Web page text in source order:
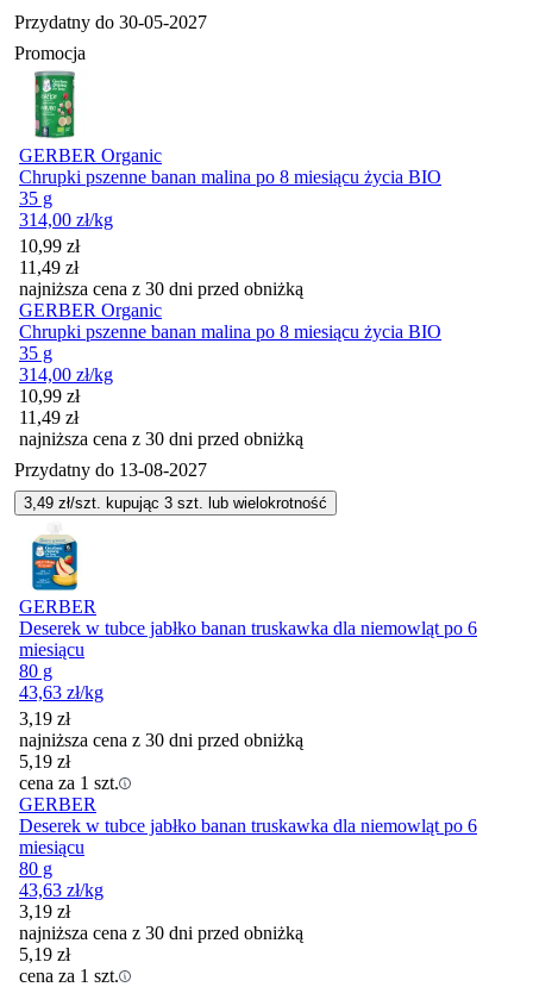
Przydatny do 30-05-2027
Promocja
GERBER Organic
Chrupki pszenne banan malina po 8 miesiącu życia BIO
35 g
314,00 zł/kg
Cena promocyjna
10,99 zł
11,49 zł
najniższa cena z 30 dni przed obniżką
GERBER Organic
Chrupki pszenne banan malina po 8 miesiącu życia BIO
35 g
314,00 zł/kg
Cena promocyjna
10,99 zł
11,49 zł
najniższa cena z 30 dni przed obniżką
Przydatny do 13-08-2027
3,49 zł/szt. kupując 3 szt. lub wielokrotność
GERBER
Deserek w tubce jabłko banan truskawka dla niemowląt po 6
miesiącu
80 g
43,63 zł/kg
3,19 zł
najniższa cena z 30 dni przed obniżką
5,19 zł
cena za 1 szt.
GERBER
Deserek w tubce jabłko banan truskawka dla niemowląt po 6
miesiącu
80 g
43,63 zł/kg
3,19 zł
najniższa cena z 30 dni przed obniżką
5,19 zł
cena za 1 szt.